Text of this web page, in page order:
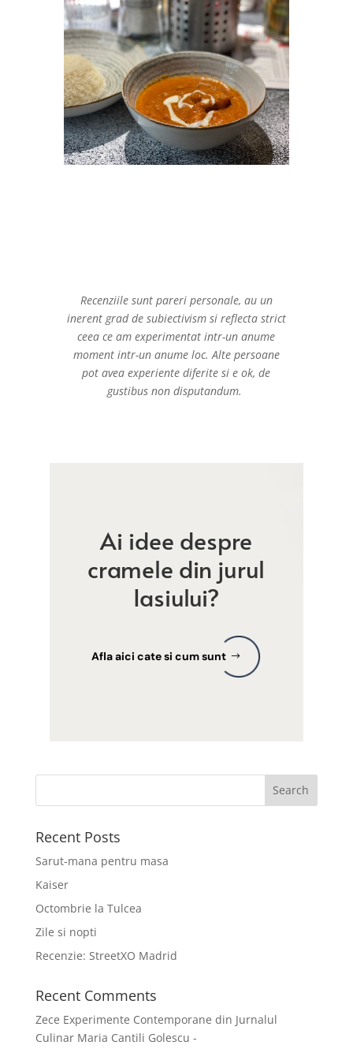
Recenziile sunt pareri personale, au un
inerent grad de subiectivism si reflecta strict
ceea ce am experimentat intr-un anume
moment intr-un anume loc. Alte persoane
pot avea experiente diferite si e ok, de
gustibus non disputandum.
Ai idee despre
cramele din jurul
Iasiului?
Afla aici cate si cum sunt
Recent Posts
Sarut-mana pentru masa
Kaiser
Octombrie la Tulcea
Zile si nopti
Recenzie: StreetXO Madrid
Recent Comments
Zece Experimente Contemporane din Jurnalul
Culinar Maria Cantili Golescu -